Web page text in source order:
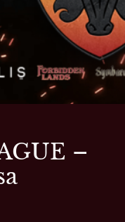
–